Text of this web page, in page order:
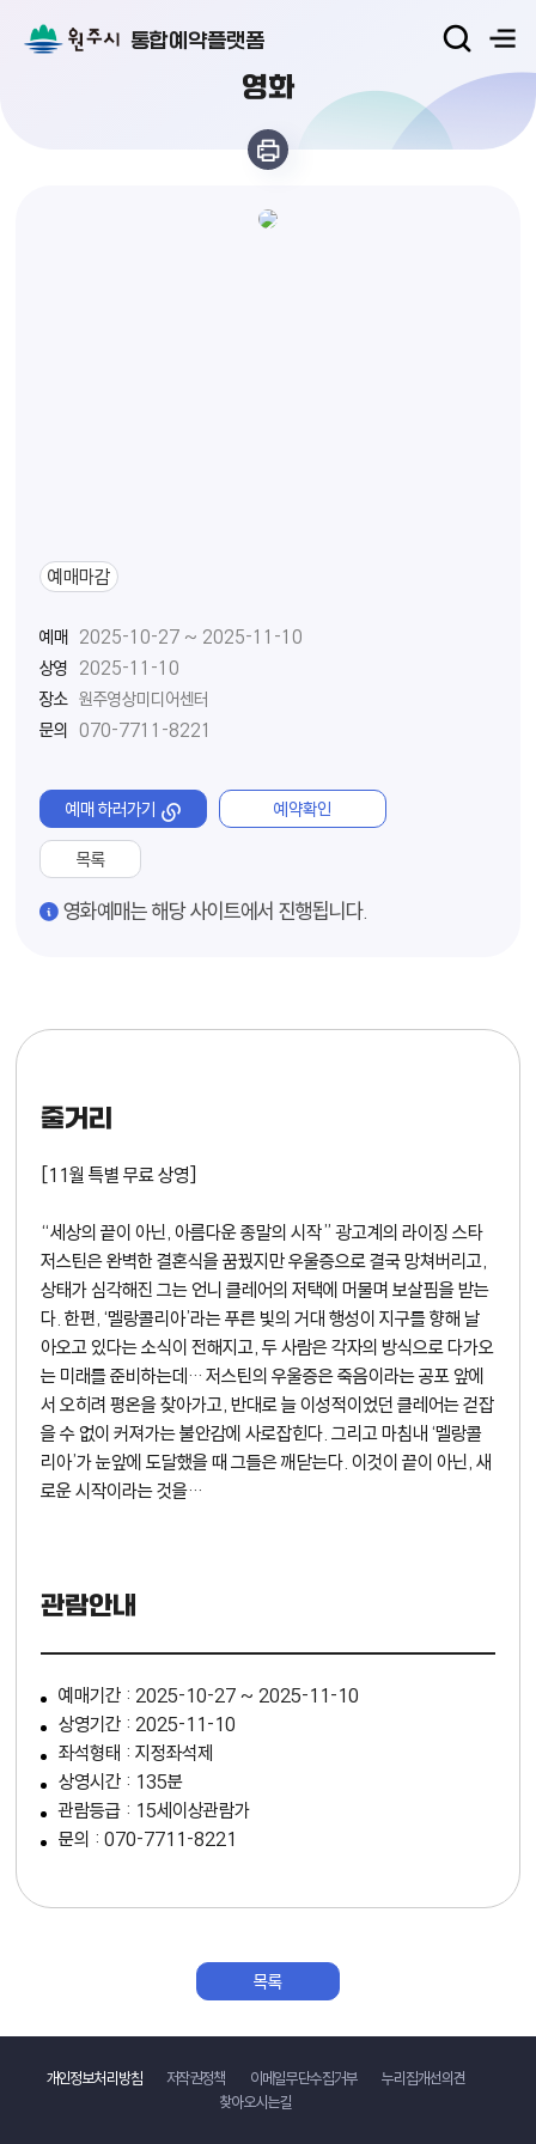
통합예약플랫폼
영화
예매마감
예매 2025-10-27 ~ 2025-11-10
상영 2025-11-10
장소 원주영상미디어센터
문의 070-7711-8221
예매 하러가기 예약확인
목록
영화예매는 해당 사이트에서 진행됩니다.
줄거리
[11월 특별 무료 상영]
“세상의 끝이 아닌, 아름다운 종말의 시작” 광고계의 라이징 스타
저스틴은 완벽한 결혼식을 꿈꿨지만 우울증으로 결국 망쳐버리고,
상태가 심각해진 그는 언니 클레어의 저택에 머물며 보살핌을 받는
다. 한편, ‘멜랑콜리아’라는 푸른 빛의 거대 행성이 지구를 향해 날
아오고 있다는 소식이 전해지고, 두 사람은 각자의 방식으로 다가오
는 미래를 준비하는데… 저스틴의 우울증은 죽음이라는 공포 앞에
서 오히려 평온을 찾아가고, 반대로 늘 이성적이었던 클레어는 걷잡
을 수 없이 커져가는 불안감에 사로잡힌다. 그리고 마침내 ‘멜랑콜
리아’가 눈앞에 도달했을 때 그들은 깨닫는다. 이것이 끝이 아닌, 새
로운 시작이라는 것을…
관람안내
예매기간 : 2025-10-27 ~ 2025-11-10
상영기간 : 2025-11-10
좌석형태 : 지정좌석제
상영시간 : 135분
관람등급 : 15세이상관람가
문의 : 070-7711-8221
목록
개인정보처리방침 저작권정책 이메일무단수집거부
누리집개선의견
찾아오시는길